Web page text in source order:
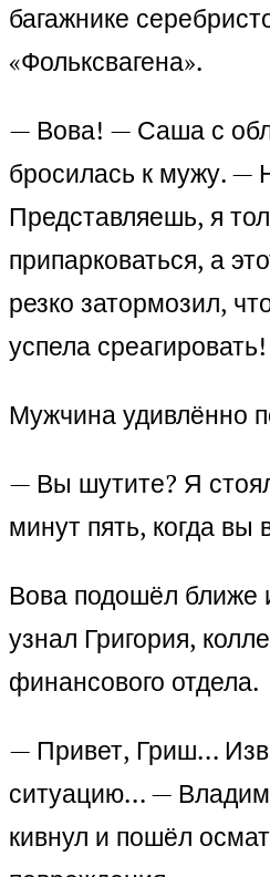
багажнике
«Фольксвагена».
— Вова! — Саша с
бросилась к мужу. —
Представляешь, я
припарковаться, а
резко затормозил,
успела среагировать!
Мужчина удивлённо
— Вы шутите? Я
минут пять, когда вы
Вова подошёл ближе
узнал Григория,
финансового отдела.
— Привет, Гриш…
ситуацию… —
кивнул и пошёл